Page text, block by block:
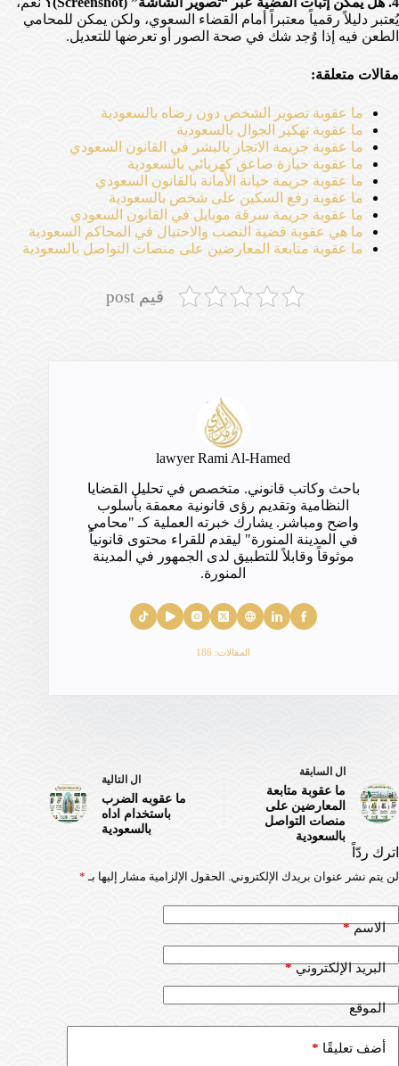
يُعتبر دليلاً رقمياً معتبراً أمام القضاء السعوي، ولكن يمكن للمحامي
الطعن فيه إذا وُجد شك في صحة الصور أو تعرضها للتعديل.
مقالات متعلقة:
ما عقوبة تصوير الشخص دون رضاه بالسعودية
ما عقوبة تهكير الجوال بالسعودية
ما عقوبة جريمة الاتجار بالبشر في القانون السعودي
ما عقوبة حيازة صاعق كهربائي بالسعودية
ما عقوبة جريمة خيانة الأمانة بالقانون السعودي
ما عقوبة رفع السكين على شخص بالسعودية
ما عقوبة جريمة سرقة موبايل في القانون السعودي
ما هي عقوبة قضية النصب والاحتيال في المحاكم السعودية
ما عقوبة متابعة المعارضين على منصات التواصل بالسعودية
قيم post
lawyer Rami Al-Hamed
باحث وكاتب قانوني. متخصص في تحليل القضايا
النظامية وتقديم رؤى قانونية معمقة بأسلوب
واضح ومباشر. يشارك خبرته العملية كـ "محامي
في المدينة المنورة" ليقدم للقراء محتوى قانونياً
موثوقاً وقابلاً للتطبيق لدى الجمهور في المدينة
المنورة.
المقالات: 186
ال السابقة
ما عقوبة متابعة
المعارضين على
منصات التواصل
بالسعودية
ال التالية
ما عقوبه الضرب
باستخدام اداه
بالسعودية
اترك ردّاً
لن يتم نشر عنوان بريدك الإلكتروني. الحقول الإلزامية مشار إليها بـ *
الاسم*
البريد الإلكتروني*
الموقع
أضف تعليقًا *